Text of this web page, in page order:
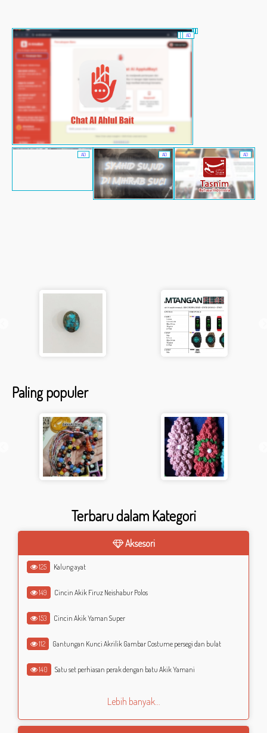
AD AD
AD AD AD
Paling populer
Terbaru dalam Kategori
Aksesori
125 Kalung ayat
149 Cincin Akik Firuz Neishabur Polos
153 Cincin Akik Yaman Super
112 Gantungan Kunci Akrilik Gambar Costume persegi dan bulat
140 Satu set perhiasan perak dengan batu Akik Yamani
Lebih banyak...